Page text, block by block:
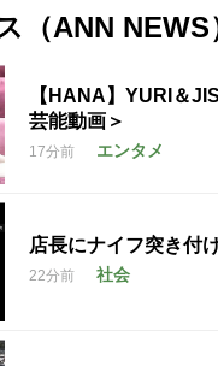
（ANN NEWS
【HANA】YURI＆
芸能動画＞
17分前 エンタメ
店長にナイフ突き
22分前 社会